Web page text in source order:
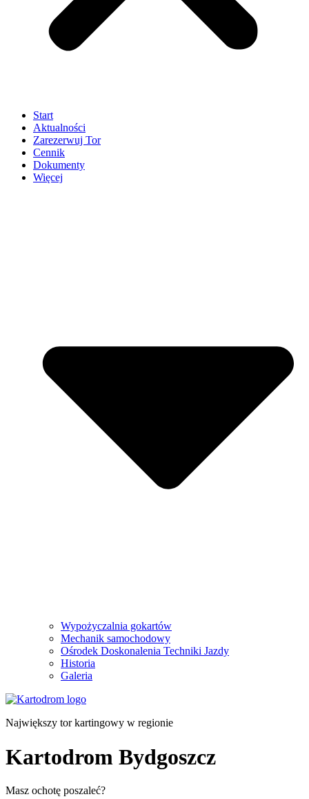
Start
Aktualności
Zarezerwuj Tor
Cennik
Dokumenty
Więcej
Wypożyczalnia gokartów
Mechanik samochodowy
Ośrodek Doskonalenia Techniki Jazdy
Historia
Galeria
Największy tor kartingowy w regionie
Kartodrom Bydgoszcz
Masz ochotę poszaleć?